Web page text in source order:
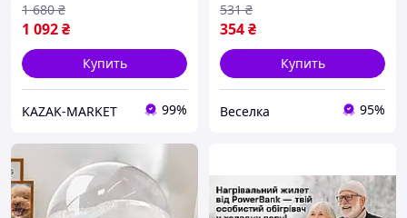
1 092₴
1 680 ₴
Купить
KAZAK-MARKET 99%
354₴
531 ₴
Купить
Веселка 95%